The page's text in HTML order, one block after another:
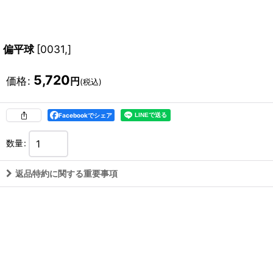
偏平球 [0031,]
価格: 5,720 円 (税込)
Facebookでシェア
数量:
返品特約に関する重要事項